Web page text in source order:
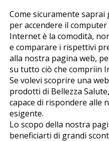
Come sicuramente
per accendere il
Internet è la comodità,
e comparare i rispettivi
alla nostra pagina web,
su tutto ciò che compriin
Se volevi scoprire una
prodotti di Bellezza
capace di rispondere alle
esigente.
Lo scopo della nostra
beneficiarti di grandi